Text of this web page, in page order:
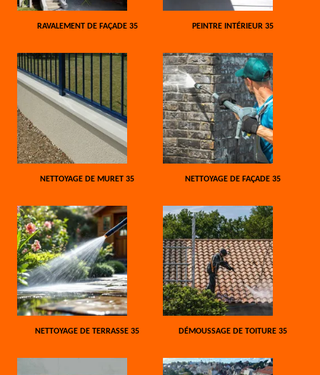
RAVALEMENT DE FAÇADE 35 PEINTRE INTÉRIEUR 35
NETTOYAGE DE MURET 35 NETTOYAGE DE FAÇADE 35
NETTOYAGE DE TERRASSE 35 DÉMOUSSAGE DE TOITURE 35